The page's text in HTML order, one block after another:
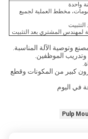
مخطط العملية لجميع
كبير من المكونات وقطع
Pulp